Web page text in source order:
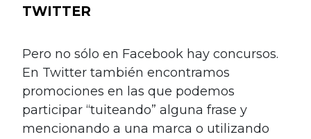
TWITTER
Pero no sólo en Facebook hay concursos.
En Twitter también encontramos
promociones en las que podemos
participar “tuiteando” alguna frase y
mencionando a una marca o utilizando